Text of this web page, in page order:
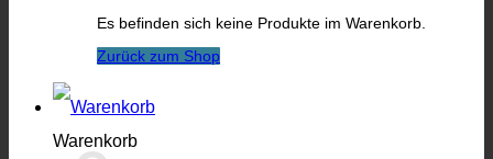
Es befinden sich keine Produkte im Warenkorb.
Zurück zum Shop
Warenkorb